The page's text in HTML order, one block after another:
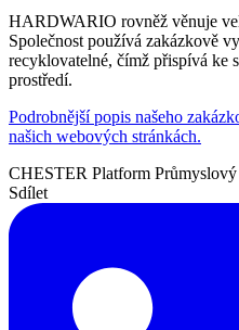
HARDWARIO rovněž věnuje
Společnost používá zakázkově
recyklovatelné, čímž přispívá ke
prostředí.
Podrobnější popis našeho
našich webových stránkách.
CHESTER Platform
Sdílet